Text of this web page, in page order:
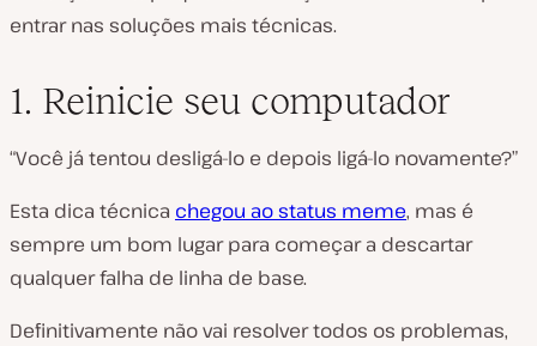
entrar nas soluções mais técnicas.
1. Reinicie seu computador
“Você já tentou desligá-lo e depois ligá-lo novamente?”
Esta dica técnica chegou ao status meme, mas é
sempre um bom lugar para começar a descartar
qualquer falha de linha de base.
Definitivamente não vai resolver todos os problemas,